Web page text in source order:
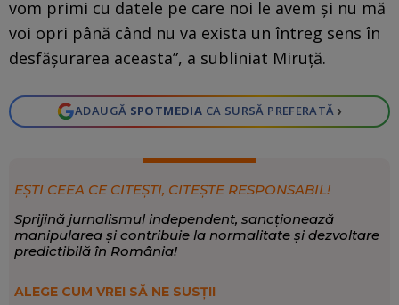
vom primi cu datele pe care noi le avem și nu mă
voi opri până când nu va exista un întreg sens în
desfășurarea aceasta”, a subliniat Miruță.
ADAUGĂ SPOTMEDIA CA SURSĂ PREFERATĂ ›
EȘTI CEEA CE CITEȘTI, CITEȘTE RESPONSABIL!
Sprijină jurnalismul independent, sancționează
manipularea și contribuie la normalitate și dezvoltare
predictibilă în România!
ALEGE CUM VREI SĂ NE SUSȚII